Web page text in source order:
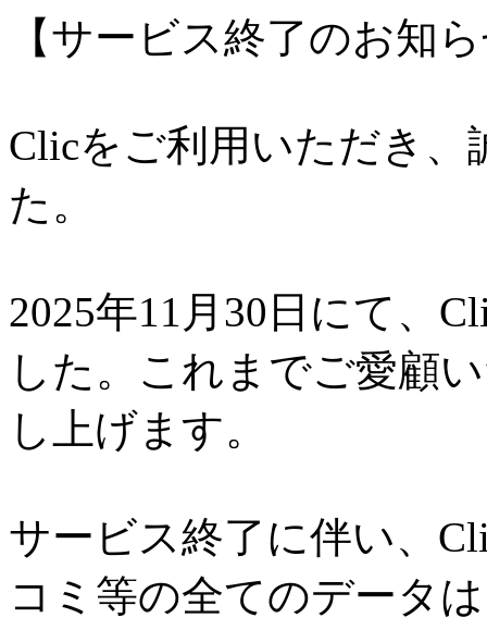
【サービス終了のお知
Clicをご利用いただき
た。
2025年11月30日にて、
した。これまでご愛顧
し上げます。
サービス終了に伴い、
コミ等の全てのデータ